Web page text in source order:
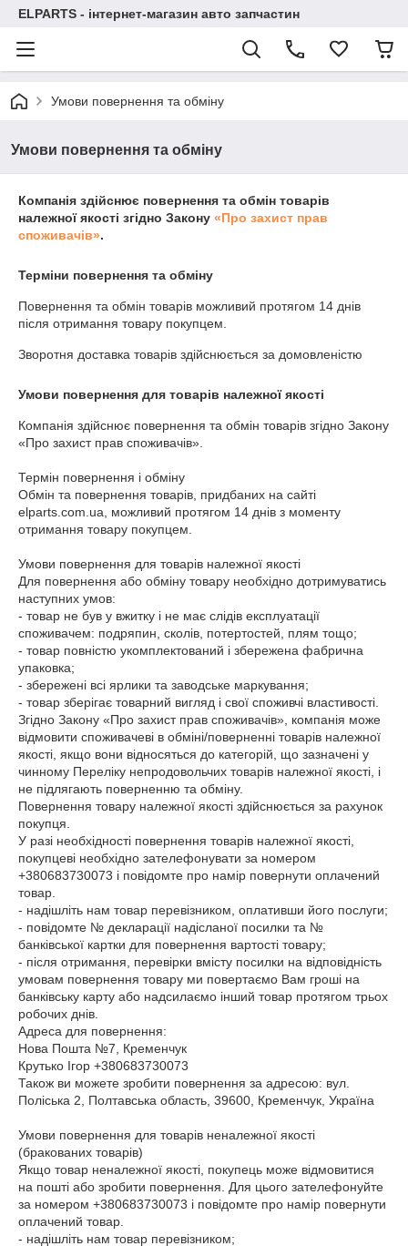
ELPARTS - інтернет-магазин авто запчастин
Умови повернення та обміну
Умови повернення та обміну
Компанія здійснює повернення та обмін товарів
належної якості згідно Закону «Про захист прав
споживачів».
Терміни повернення та обміну
Повернення та обмін товарів можливий протягом 14 днів
після отримання товару покупцем.
Зворотня доставка товарів здійснюється за домовленістю
Умови повернення для товарів належної якості
Компанія здійснює повернення та обмін товарів згідно Закону
«Про захист прав споживачів».
Термін повернення і обміну
Обмін та повернення товарів, придбаних на сайті
elparts.com.ua, можливий протягом 14 днів з моменту
отримання товару покупцем.
Умови повернення для товарів належної якості
Для повернення або обміну товару необхідно дотримуватись
наступних умов:
- товар не був у вжитку і не має слідів експлуатації
споживачем: подряпин, сколів, потертостей, плям тощо;
- товар повністю укомплектований і збережена фабрична
упаковка;
- збережені всі ярлики та заводське маркування;
- товар зберігає товарний вигляд і свої споживчі властивості.
Згідно Закону «Про захист прав споживачів», компанія може
відмовити споживачеві в обміні/поверненні товарів належної
якості, якщо вони відносяться до категорій, що зазначені у
чинному Переліку непродовольчих товарів належної якості, і
не підлягають поверненню та обміну.
Повернення товару належної якості здійснюється за рахунок
покупця.
У разі необхідності повернення товарів належної якості,
покупцеві необхідно зателефонувати за номером
+380683730073 і повідомте про намір повернути оплачений
товар.
- надішліть нам товар перевізником, оплативши його послуги;
- повідомте № декларації надісланої посилки та №
банківської картки для повернення вартості товару;
- після отримання, перевірки вмісту посилки на відповідність
умовам повернення товару ми повертаємо Вам гроші на
банківську карту або надсилаємо інший товар протягом трьох
робочих днів.
Адреса для повернення:
Нова Пошта №7, Кременчук
Крутько Ігор +380683730073
Також ви можете зробити повернення за адресою: вул.
Поліська 2, Полтавська область, 39600, Кременчук, Україна
Умови повернення для товарів неналежної якості
(бракованих товарів)
Якщо товар неналежної якості, покупець може відмовитися
на пошті або зробити повернення. Для цього зателефонуйте
за номером +380683730073 і повідомте про намір повернути
оплачений товар.
- надішліть нам товар перевізником;